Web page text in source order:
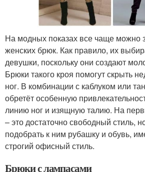
На модных показах все чаще можно
женских брюк. Как правило, их
девушки, поскольку они создают
Брюки такого кроя помогут скрыть
ног. В комбинации с каблуком или
обретёт особенную
линию ног и изящную талию. На
– это достаточно свободный стиль,
подобрать к ним рубашку и обувь,
строгий офисный стиль.
Брюки с лампасами